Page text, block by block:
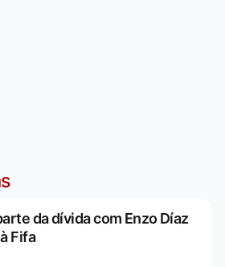
da dívida com Enzo Díaz
Fifa